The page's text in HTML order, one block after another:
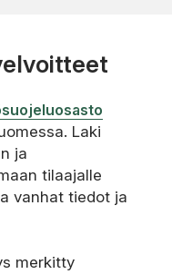
Laki
ja
tilaajalle
vanhat tiedot ja
merkitty